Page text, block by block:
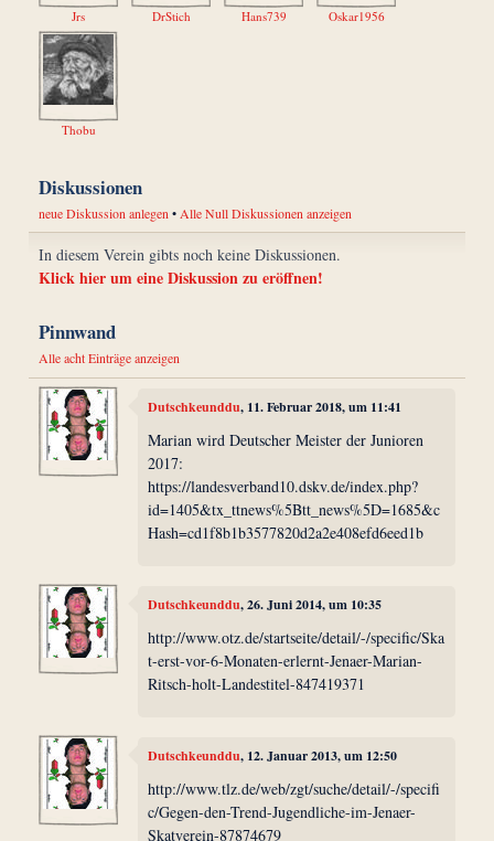
Jrs DrStich Hans739 Oskar1956
Thobu
Diskussionen
neue Diskussion anlegen • Alle Null Diskussionen anzeigen
In diesem Verein gibts noch keine Diskussionen.
Klick hier um eine Diskussion zu eröffnen!
Pinnwand
Alle acht Einträge anzeigen
Dutschkeunddu, 11. Februar 2018, um 11:41
Marian wird Deutscher Meister der Junioren
2017:
https://landesverband10.dskv.de/index.php?
id=1405&tx_ttnews%5Btt_news%5D=1685&c
Hash=cd1f8b1b3577820d2a2e408efd6eed1b
Dutschkeunddu, 26. Juni 2014, um 10:35
http://www.otz.de/startseite/detail/-/specific/Ska
t-erst-vor-6-Monaten-erlernt-Jenaer-Marian-
Ritsch-holt-Landestitel-847419371
Dutschkeunddu, 12. Januar 2013, um 12:50
http://www.tlz.de/web/zgt/suche/detail/-/specifi
c/Gegen-den-Trend-Jugendliche-im-Jenaer-
Skatverein-87874679